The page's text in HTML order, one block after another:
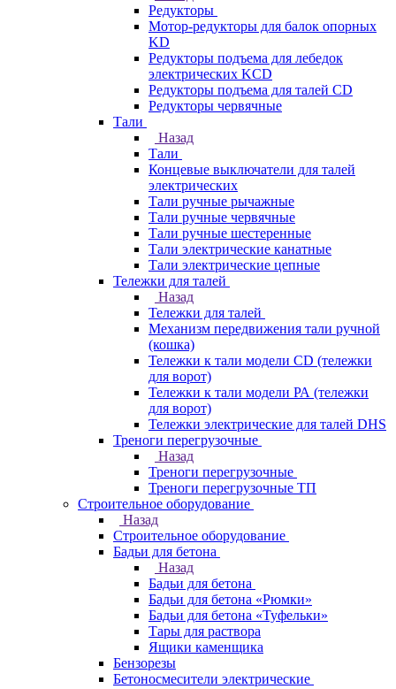
Редукторы
Мотор-редукторы для балок опорных
KD
Редукторы подъема для лебедок
электрических KCD
Редукторы подъема для талей CD
Редукторы червячные
Тали
Назад
Тали
Концевые выключатели для талей
электрических
Тали ручные рычажные
Тали ручные червячные
Тали ручные шестеренные
Тали электрические канатные
Тали электрические цепные
Тележки для талей
Назад
Тележки для талей
Механизм передвижения тали ручной
(кошка)
Тележки к тали модели CD (тележки
для ворот)
Тележки к тали модели РА (тележки
для ворот)
Тележки электрические для талей DHS
Треноги перегрузочные
Назад
Треноги перегрузочные
Треноги перегрузочные ТП
Строительное оборудование
Назад
Строительное оборудование
Бадьи для бетона
Назад
Бадьи для бетона
Бадьи для бетона «Рюмки»
Бадьи для бетона «Туфельки»
Тары для раствора
Ящики каменщика
Бензорезы
Бетоносмесители электрические